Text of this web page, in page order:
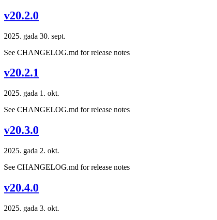
v20.2.0
2025. gada 30. sept.
See CHANGELOG.md for release notes
v20.2.1
2025. gada 1. okt.
See CHANGELOG.md for release notes
v20.3.0
2025. gada 2. okt.
See CHANGELOG.md for release notes
v20.4.0
2025. gada 3. okt.